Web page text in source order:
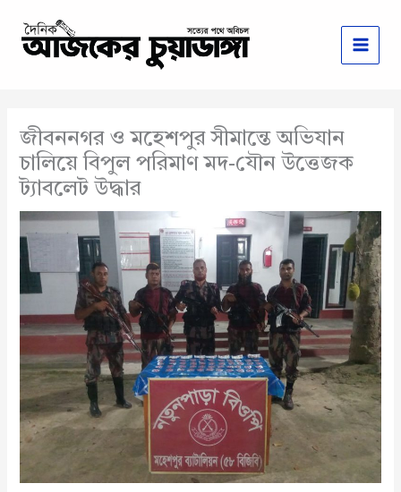
content
জীবননগর ও মহেশপুর সীমান্তে অভিযান
চালিয়ে বিপুল পরিমাণ মদ-যৌন উত্তেজক
ট্যাবলেট উদ্ধার